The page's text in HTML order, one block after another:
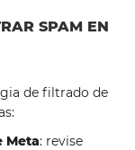
SPAM EN
de filtrado de
Meta: revise